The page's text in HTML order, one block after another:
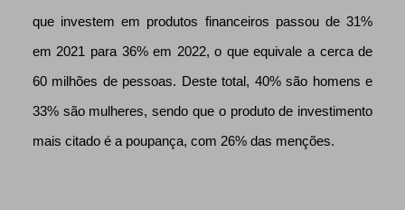
que investem em produtos financeiros passou de 31%
em 2021 para 36% em 2022, o que equivale a cerca de
60 milhões de pessoas. Deste total, 40% são homens e
33% são mulheres, sendo que o produto de investimento
mais citado é a poupança, com 26% das menções.